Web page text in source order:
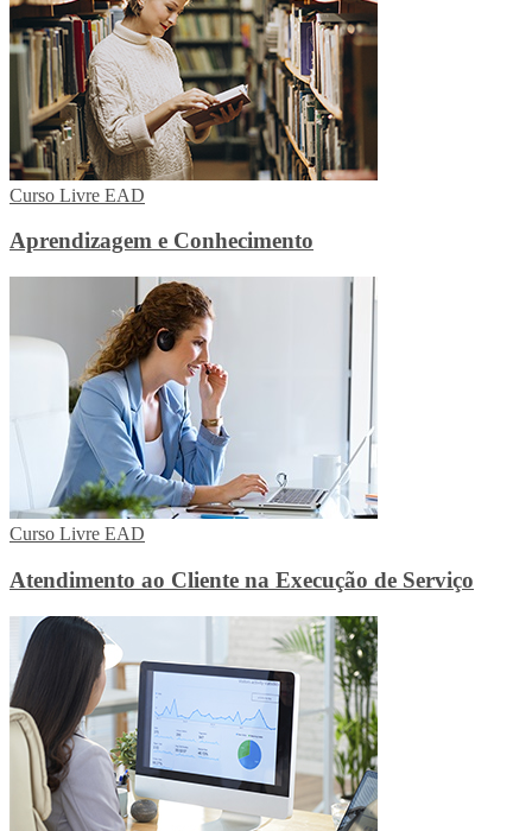
Curso Livre EAD
Aprendizagem e Conhecimento
Curso Livre EAD
Atendimento ao Cliente na Execução de Serviço